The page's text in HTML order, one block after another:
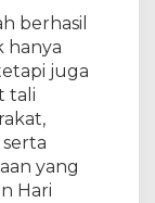
berhasil
hanya
juga
tali
yang
Hari